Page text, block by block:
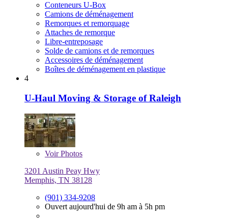
Conteneurs U-Box
Camions de déménagement
Remorques et remorquage
Attaches de remorque
Libre-entreposage
Solde de camions et de remorques
Accessoires de déménagement
Boîtes de déménagement en plastique
4
U-Haul Moving & Storage of Raleigh
VoirPhotos
3201 Austin Peay Hwy
Memphis, TN 38128
(901) 334-9208
Ouvert aujourd'hui de 9h am à 5h pm